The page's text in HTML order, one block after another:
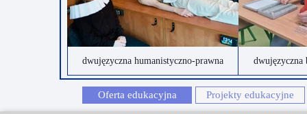
dwujęzyczna
dwujęzyczna humanistyczno-prawna
Projekty edukacyjne
Oferta edukacyjna